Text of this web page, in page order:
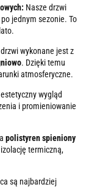
Nasze drzwi
jednym sezonie. To
drzwi wykonane jest z
. Dzięki temu
atmosferyczne.
wygląd
i promieniowanie
polistyren spieniony
termiczną,
są najbardziej